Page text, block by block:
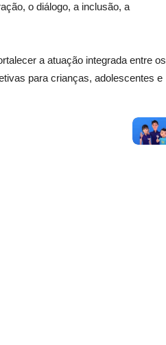
o diálogo, a inclusão, a
a atuação integrada entre os
para crianças, adolescentes e